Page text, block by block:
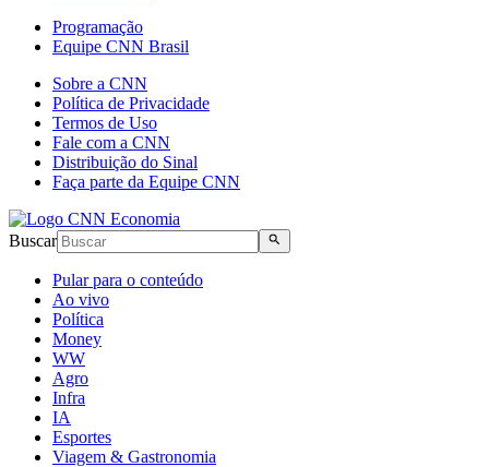
Programação
Equipe CNN Brasil
Sobre a CNN
Política de Privacidade
Termos de Uso
Fale com a CNN
Distribuição do Sinal
Faça parte da Equipe CNN
Buscar
Pular para o conteúdo
Ao vivo
Política
Money
WW
Agro
Infra
IA
Esportes
Viagem & Gastronomia